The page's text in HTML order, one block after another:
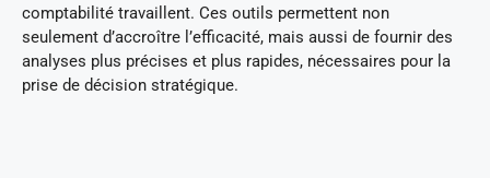
comptabilité travaillent. Ces outils permettent non
seulement d’accroître l’efficacité, mais aussi de fournir des
analyses plus précises et plus rapides, nécessaires pour la
prise de décision stratégique.